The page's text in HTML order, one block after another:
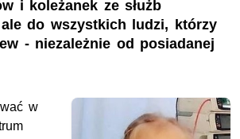
i koleżanek ze służb
do wszystkich ludzi, którzy
- niezależnie od posiadanej
w